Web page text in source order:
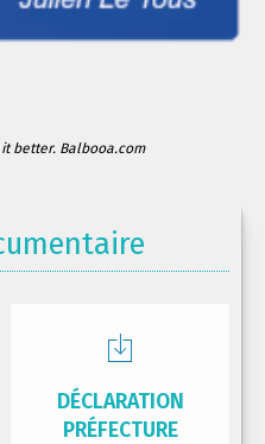
better. Balbooa.com
DÉCLARATION
PRÉFECTURE